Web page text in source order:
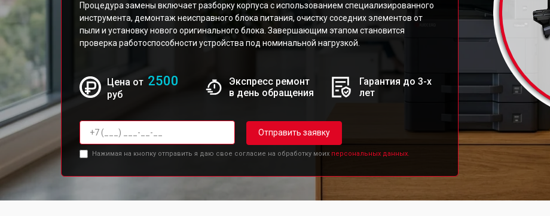
Процедура замены включает разборку корпуса с использованием специализированного
инструмента, демонтаж неисправного блока питания, очистку соседних элементов от
пыли и установку нового оригинального блока. Завершающим этапом становится
проверка работоспособности устройства под номинальной нагрузкой.
Цена от 2500
руб
Экспресс ремонт
в день обращения
Гарантия до 3-х
лет
Отправить заявку
Нажимая на кнопку отправить я даю свое согласие на обработку моих персональных данных.